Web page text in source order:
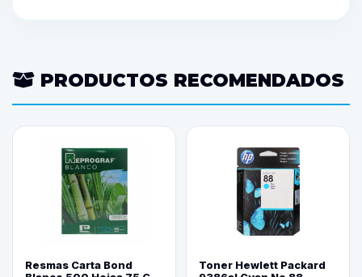
PRODUCTOS RECOMENDADOS
Resmas Carta Bond
Toner Hewlett Packard